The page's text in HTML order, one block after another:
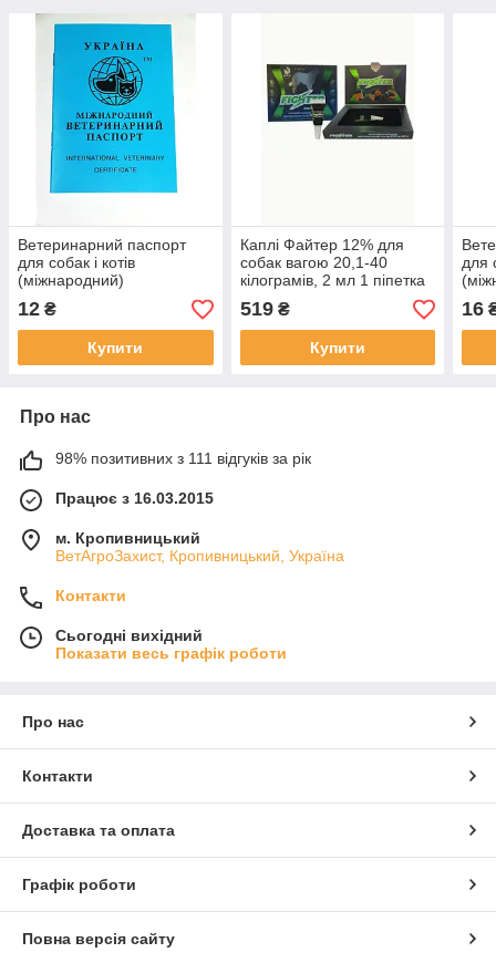
Ветеринарний паспорт
для собак і котів
(міжнародний)
12 ₴
Купити
Каплі Файтер 12% для
собак вагою 20,1-40
кілограмів, 2 мл 1 піпетка
519₴
Купити
для
16
Про нас
98% позитивних з 111 відгуків за рік
Працює з 16.03.2015
м. Кропивницький
ВетАгроЗахист, Кропивницький, Україна
Контакти
Сьогодні вихідний
Показати весь графік роботи
Про нас
Контакти
Доставка та оплата
Графік роботи
Повна версія сайту